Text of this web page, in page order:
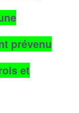
prévenu
et